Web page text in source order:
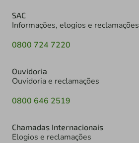
SAC
Informações, elogios e reclamações
0800 724 7220
Ouvidoria
Ouvidoria e reclamações
0800 646 2519
Chamadas Internacionais
Elogios e reclamações